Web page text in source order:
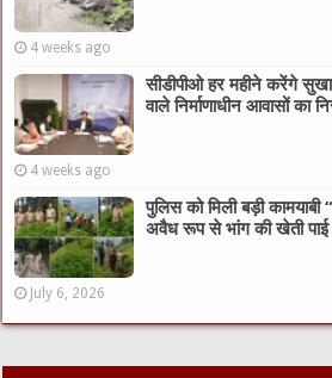
4 weeks ago
सीडीपीओ हर महीने करेंगे
वाले निर्माणाधीन आवासों का
4 weeks ago
पुलिस को मिली बड़ी
अवैध रूप से भांग की खेती पाई
July 6, 2026